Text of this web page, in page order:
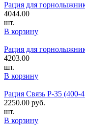
Рация для
4044.00
шт.
В корзину
Рация для
4203.00
шт.
В корзину
Рация Связь Р-35
2250.00 руб.
шт.
В корзину